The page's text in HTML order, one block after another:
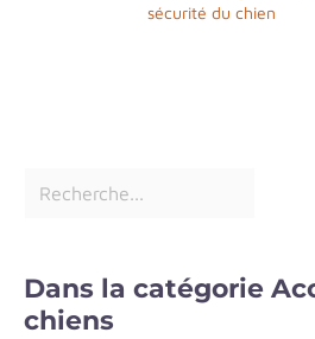
sécurité du chien
Dans la catégorie
chiens